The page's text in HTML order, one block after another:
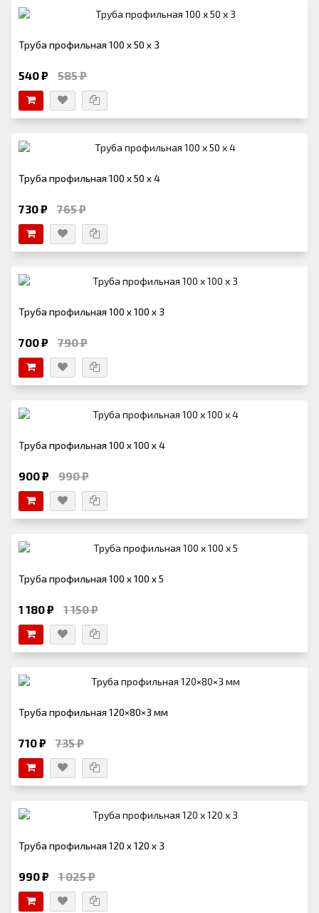
Труба профильная 100 х 50 х 3
540 ₽ 585 ₽
Труба профильная 100 х 50 х 4
730 ₽ 765 ₽
Труба профильная 100 х 100 х 3
700 ₽ 790 ₽
Труба профильная 100 х 100 х 4
900 ₽ 990 ₽
Труба профильная 100 х 100 х 5
1 180 ₽ 1 150 ₽
Труба профильная 120×80×3 мм
710 ₽ 735 ₽
Труба профильная 120 х 120 х 3
990 ₽ 1 025 ₽